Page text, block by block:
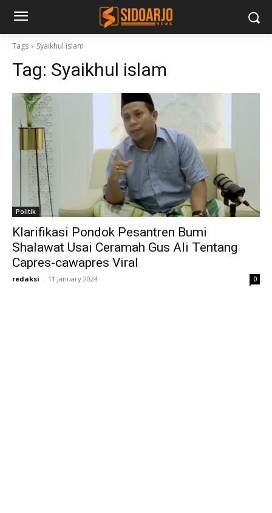
Tags Syaikhul islam
Tag: Syaikhul islam
Politik
Klarifikasi Pondok Pesantren Bumi
Shalawat Usai Ceramah Gus Ali Tentang
Capres-cawapres Viral
redaksi - 11 January 2024 0